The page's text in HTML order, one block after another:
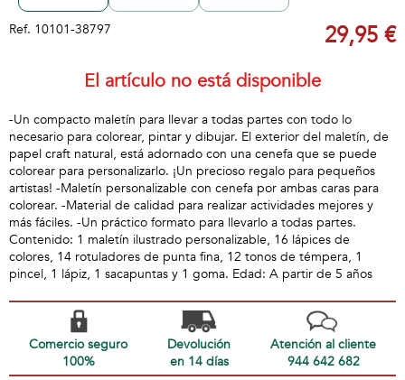
Ref. 10101-38797 29,95 €
El artículo no está disponible
-Un compacto maletín para llevar a todas partes con todo lo
necesario para colorear, pintar y dibujar. El exterior del maletín, de
papel craft natural, está adornado con una cenefa que se puede
colorear para personalizarlo. ¡Un precioso regalo para pequeños
artistas! -Maletín personalizable con cenefa por ambas caras para
colorear. -Material de calidad para realizar actividades mejores y
más fáciles. -Un práctico formato para llevarlo a todas partes.
Contenido: 1 maletín ilustrado personalizable, 16 lápices de
colores, 14 rotuladores de punta fina, 12 tonos de témpera, 1
pincel, 1 lápiz, 1 sacapuntas y 1 goma. Edad: A partir de 5 años
Comercio seguro
100%
Devolución
en 14 días
Atención al cliente
944 642 682